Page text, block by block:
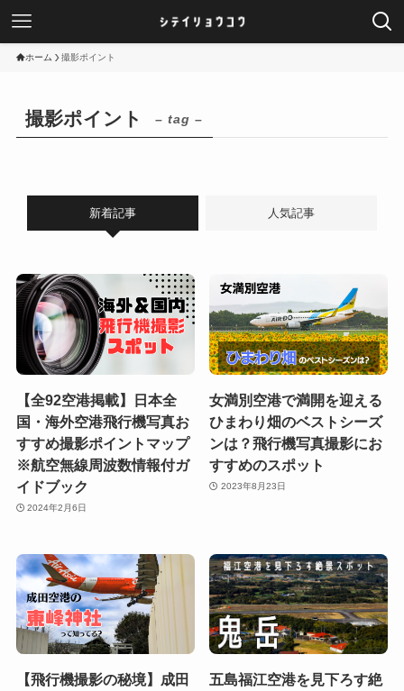
ホーム 撮影ポイント
撮影ポイント – tag –
新着記事 人気記事
【全92空港掲載】日本全
国・海外空港飛行機写真お
すすめ撮影ポイントマップ
※航空無線周波数情報付ガ
イドブック
2024年2月6日
女満別空港で満開を迎える
ひまわり畑のベストシーズ
ンは？飛行機写真撮影にお
すすめのスポット
2023年8月23日
【飛行機撮影の秘境】成田
五島福江空港を見下ろす絶